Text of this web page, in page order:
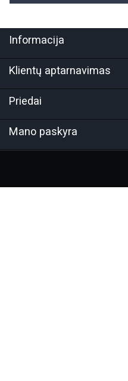
Informacija
Klientų aptarnavimas
Priedai
Mano paskyra